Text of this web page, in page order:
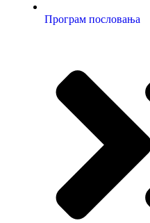
Програм пословања